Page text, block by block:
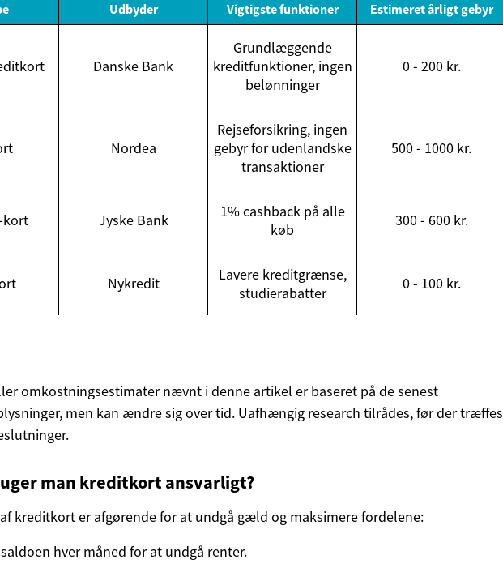
Udbyder Vigtigste funktioner Estimeret årligt gebyr
Danske Bank
Grundlæggende
kreditfunktioner, ingen
belønninger
0 - 200 kr.
Nordea
Rejseforsikring, ingen
gebyr for udenlandske
transaktioner
500 - 1000 kr.
kort Jyske Bank
1% cashback på alle
køb
300 - 600 kr.
Nykredit
Lavere kreditgrænse,
studierabatter
0 - 100 kr.
omkostningsestimater nævnt i denne artikel er baseret på de senest
men kan ændre sig over tid. Uafhængig research tilrådes, før der træffes
man kreditkort ansvarligt?
kreditkort er afgørende for at undgå gæld og maksimere fordelene:
hver måned for at undgå renter.